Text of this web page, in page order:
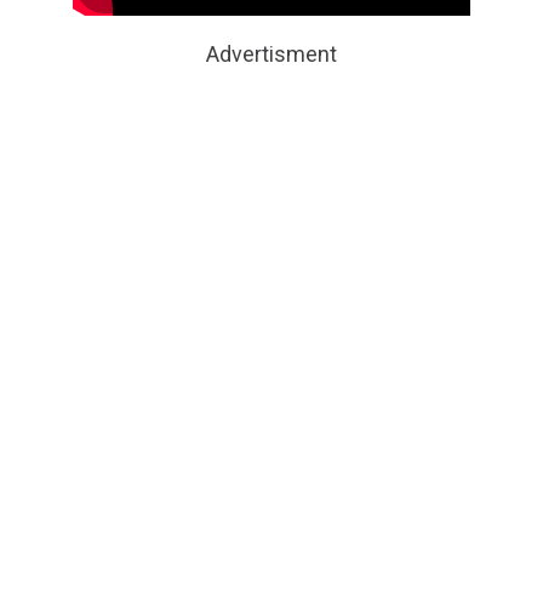
Advertisment